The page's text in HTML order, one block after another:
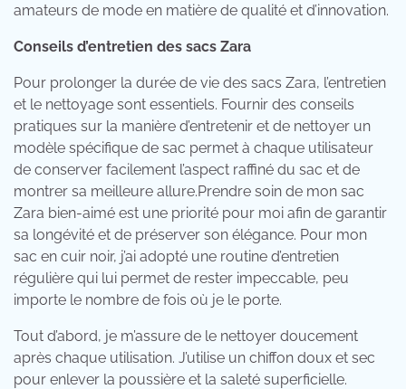
amateurs de mode en matière de qualité et d’innovation.
Conseils d’entretien des sacs Zara
Pour prolonger la durée de vie des sacs Zara, l’entretien
et le nettoyage sont essentiels. Fournir des conseils
pratiques sur la manière d’entretenir et de nettoyer un
modèle spécifique de sac permet à chaque utilisateur
de conserver facilement l’aspect raffiné du sac et de
montrer sa meilleure allure.Prendre soin de mon sac
Zara bien-aimé est une priorité pour moi afin de garantir
sa longévité et de préserver son élégance. Pour mon
sac en cuir noir, j’ai adopté une routine d’entretien
régulière qui lui permet de rester impeccable, peu
importe le nombre de fois où je le porte.
Tout d’abord, je m’assure de le nettoyer doucement
après chaque utilisation. J’utilise un chiffon doux et sec
pour enlever la poussière et la saleté superficielle.